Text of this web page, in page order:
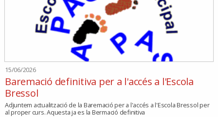
15/06/2026
Baremació definitiva per a l'accés a l'Escola
Bressol
Adjuntem actualització de la Baremació per a l'accés a l'Escola Bressol per
al proper curs. Aquesta ja es la Bermació definitiva